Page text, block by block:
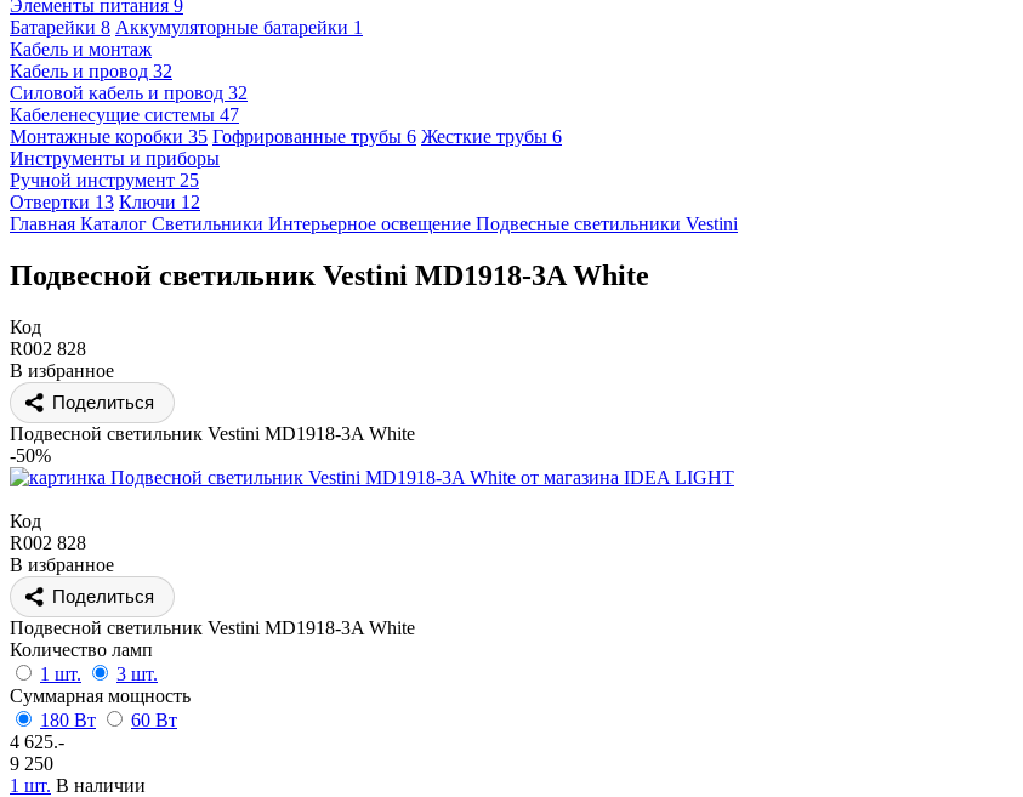
Элементы питания 9
Батарейки 8 Аккумуляторные батарейки 1
Кабель и монтаж
Кабель и провод 32
Силовой кабель и провод 32
Кабеленесущие системы 47
Монтажные коробки 35 Гофрированные трубы 6 Жесткие трубы 6
Инструменты и приборы
Ручной инструмент 25
Отвертки 13 Ключи 12
Главная Каталог Светильники Интерьерное освещение Подвесные светильники Vestini
Подвесной светильник Vestini MD1918-3A White
Код
R002 828
В избранное
Поделиться
Подвесной светильник Vestini MD1918-3A White
-50%
Код
R002 828
В избранное
Поделиться
Подвесной светильник Vestini MD1918-3A White
Количество ламп
1 шт.
3 шт.
Суммарная мощность
180 Вт
60 Вт
4 625.-
9 250
1 шт. В наличии